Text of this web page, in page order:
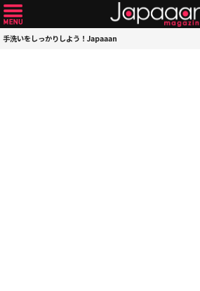
手洗いをしっかりしよう！Japaaan